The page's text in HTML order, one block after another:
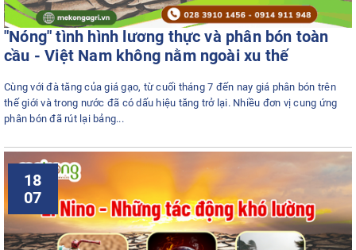
"Nóng" tình hình lương thực và phân bón toàn
cầu - Việt Nam không nằm ngoài xu thế
Cùng với đà tăng của giá gạo, từ cuối tháng 7 đến nay giá phân bón trên
thế giới và trong nước đã có dấu hiệu tăng trở lại. Nhiều đơn vị cung ứng
phân bón đã rút lại bảng...
18
07